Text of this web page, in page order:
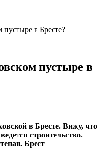
пустыре в Бресте?
пустыре в
в Бресте. Вижу, что
строительство.
Брест